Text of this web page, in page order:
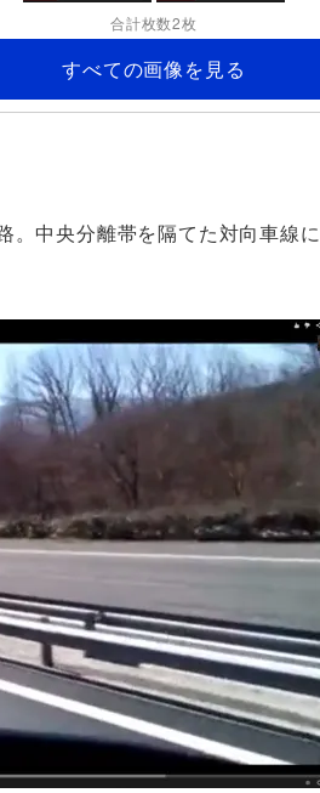
合計枚数2枚
すべての画像を見る
。中央分離帯を隔てた対向車線